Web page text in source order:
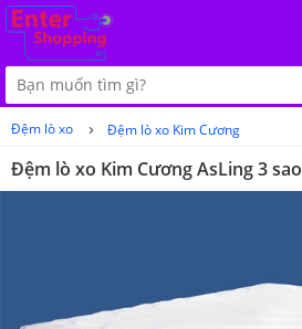
Đệm lò xo › Đệm lò xo Kim Cương
Đệm lò xo Kim Cương AsLing 3 sao